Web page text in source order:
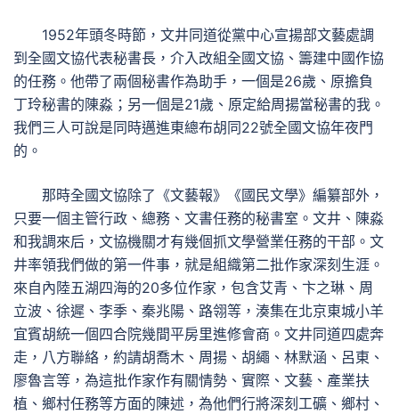
1952年頭冬時節，文井同道從黨中心宣揚部文藝處調
到全國文協代表秘書長，介入改組全國文協、籌建中國作協
的任務。他帶了兩個秘書作為助手，一個是26歲、原擔負
丁玲秘書的陳淼；另一個是21歲、原定給周揚當秘書的我。
我們三人可說是同時邁進東總布胡同22號全國文協年夜門
的。
那時全國文協除了《文藝報》《國民文學》編纂部外，
只要一個主管行政、總務、文書任務的秘書室。文井、陳淼
和我調來后，文協機關才有幾個抓文學營業任務的干部。文
井率領我們做的第一件事，就是組織第二批作家深刻生涯。
來自內陸五湖四海的20多位作家，包含艾青、卞之琳、周
立波、徐遲、李季、秦兆陽、路翎等，湊集在北京東城小羊
宜賓胡統一個四合院幾間平房里進修會商。文井同道四處奔
走，八方聯絡，約請胡喬木、周揚、胡繩、林默涵、呂東、
廖魯言等，為這批作家作有關情勢、實際、文藝、產業扶
植、鄉村任務等方面的陳述，為他們行將深刻工礦、鄉村、